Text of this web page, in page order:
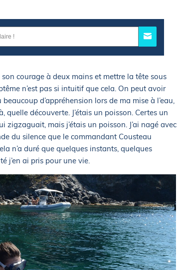
son courage à deux mains et mettre la tête sous
n’est pas si intuitif que cela. On peut avoir
d’appréhension lors de ma mise à l’eau,
quelle découverte. J’étais un poisson. Certes un
mais j’étais un poisson. J’ai nagé avec
du silence que le commandant Cousteau
n’a duré que quelques instants, quelques
j’en ai pris pour une vie.